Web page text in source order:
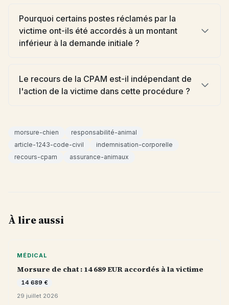
Pourquoi certains postes réclamés par la
victime ont-ils été accordés à un montant
inférieur à la demande initiale ?
Le recours de la CPAM est-il indépendant de
l'action de la victime dans cette procédure ?
morsure-chien
responsabilité-animal
article-1243-code-civil
indemnisation-corporelle
recours-cpam
assurance-animaux
À lire aussi
MÉDICAL
Morsure de chat : 14 689 EUR accordés à la victime
14 689 €
29 juillet 2026